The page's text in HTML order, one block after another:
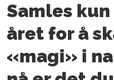
Samles
året for å
«magi» i